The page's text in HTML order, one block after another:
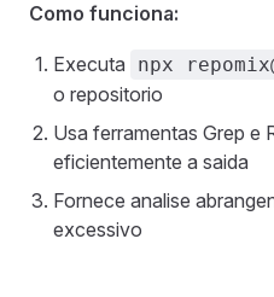
Como funciona:
Executa npx
o repositorio
Usa ferramentas Grep e
eficientemente a saida
Fornece analise
excessivo